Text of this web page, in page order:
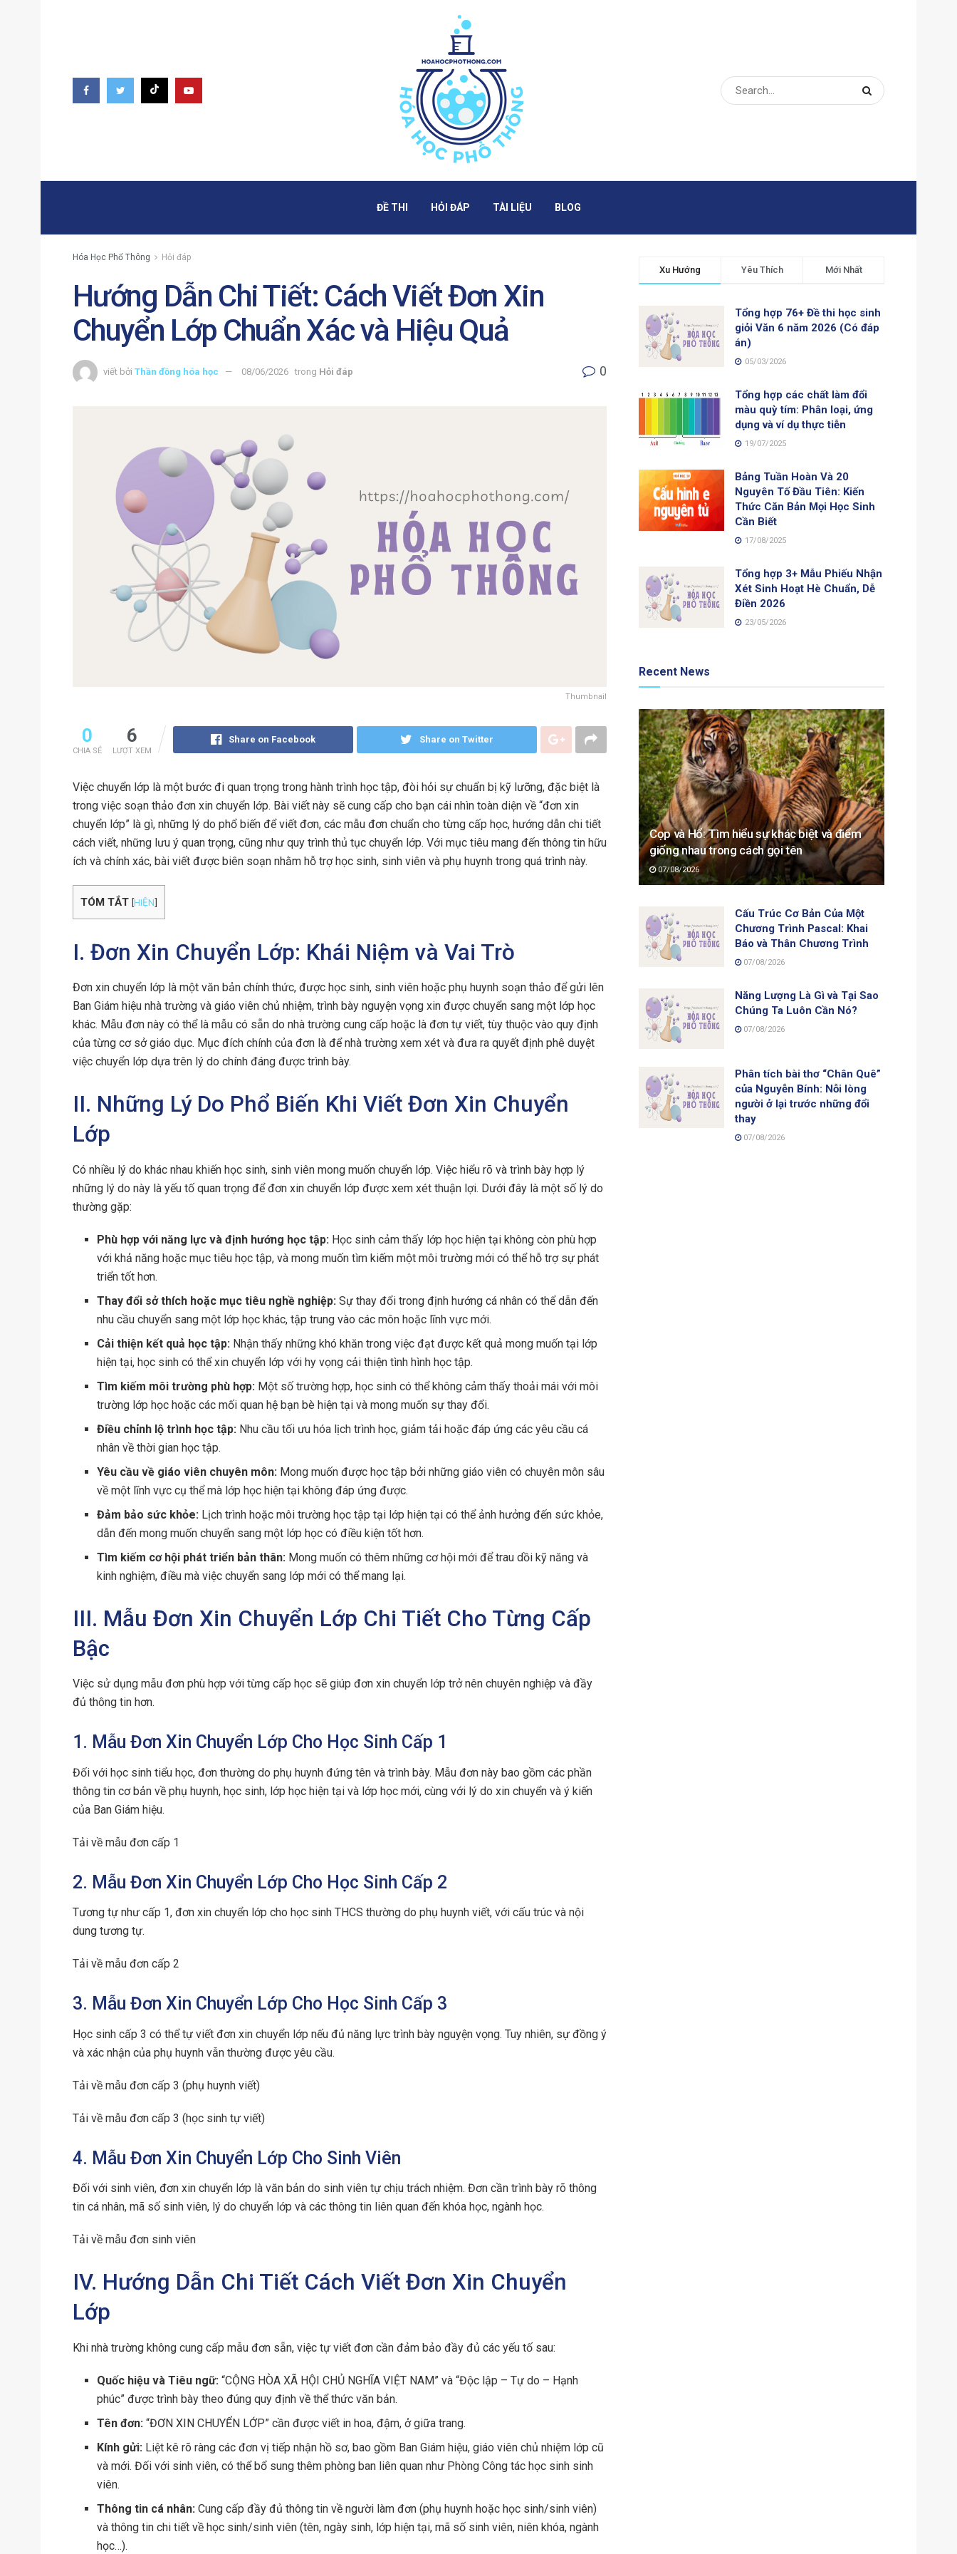
ĐỀ THI HỎI ĐÁP TÀI LIỆU BLOG
Hóa Học Phổ Thông Hỏi đáp
Hướng Dẫn Chi Tiết: Cách Viết Đơn Xin
Chuyển Lớp Chuẩn Xác và Hiệu Quả
viết bởi Thần đồng hóa học 08/06/2026 trong Hỏi đáp 0
Thumbnail
0
CHIA SẺ
6
LƯỢT XEM
Share on Facebook Share on Twitter
Việc chuyển lớp là một bước đi quan trọng trong hành trình học tập, đòi hỏi sự chuẩn bị kỹ lưỡng, đặc biệt là
trong việc soạn thảo đơn xin chuyển lớp. Bài viết này sẽ cung cấp cho bạn cái nhìn toàn diện về “đơn xin
chuyển lớp” là gì, những lý do phổ biến để viết đơn, các mẫu đơn chuẩn cho từng cấp học, hướng dẫn chi tiết
cách viết, những lưu ý quan trọng, cũng như quy trình thủ tục chuyển lớp. Với mục tiêu mang đến thông tin hữu
ích và chính xác, bài viết được biên soạn nhằm hỗ trợ học sinh, sinh viên và phụ huynh trong quá trình này.
TÓM TẮT [HIỆN]
I. Đơn Xin Chuyển Lớp: Khái Niệm và Vai Trò
Đơn xin chuyển lớp là một văn bản chính thức, được học sinh, sinh viên hoặc phụ huynh soạn thảo để gửi lên
Ban Giám hiệu nhà trường và giáo viên chủ nhiệm, trình bày nguyện vọng xin được chuyển sang một lớp học
khác. Mẫu đơn này có thể là mẫu có sẵn do nhà trường cung cấp hoặc là đơn tự viết, tùy thuộc vào quy định
của từng cơ sở giáo dục. Mục đích chính của đơn là để nhà trường xem xét và đưa ra quyết định phê duyệt
việc chuyển lớp dựa trên lý do chính đáng được trình bày.
II. Những Lý Do Phổ Biến Khi Viết Đơn Xin Chuyển
Lớp
Có nhiều lý do khác nhau khiến học sinh, sinh viên mong muốn chuyển lớp. Việc hiểu rõ và trình bày hợp lý
những lý do này là yếu tố quan trọng để đơn xin chuyển lớp được xem xét thuận lợi. Dưới đây là một số lý do
thường gặp:
Phù hợp với năng lực và định hướng học tập: Học sinh cảm thấy lớp học hiện tại không còn phù hợp
với khả năng hoặc mục tiêu học tập, và mong muốn tìm kiếm một môi trường mới có thể hỗ trợ sự phát
triển tốt hơn.
Thay đổi sở thích hoặc mục tiêu nghề nghiệp: Sự thay đổi trong định hướng cá nhân có thể dẫn đến
nhu cầu chuyển sang một lớp học khác, tập trung vào các môn hoặc lĩnh vực mới.
Cải thiện kết quả học tập: Nhận thấy những khó khăn trong việc đạt được kết quả mong muốn tại lớp
hiện tại, học sinh có thể xin chuyển lớp với hy vọng cải thiện tình hình học tập.
Tìm kiếm môi trường phù hợp: Một số trường hợp, học sinh có thể không cảm thấy thoải mái với môi
trường lớp học hoặc các mối quan hệ bạn bè hiện tại và mong muốn sự thay đổi.
Điều chỉnh lộ trình học tập: Nhu cầu tối ưu hóa lịch trình học, giảm tải hoặc đáp ứng các yêu cầu cá
nhân về thời gian học tập.
Yêu cầu về giáo viên chuyên môn: Mong muốn được học tập bởi những giáo viên có chuyên môn sâu
về một lĩnh vực cụ thể mà lớp học hiện tại không đáp ứng được.
Đảm bảo sức khỏe: Lịch trình hoặc môi trường học tập tại lớp hiện tại có thể ảnh hưởng đến sức khỏe,
dẫn đến mong muốn chuyển sang một lớp học có điều kiện tốt hơn.
Tìm kiếm cơ hội phát triển bản thân: Mong muốn có thêm những cơ hội mới để trau dồi kỹ năng và
kinh nghiệm, điều mà việc chuyển sang lớp mới có thể mang lại.
III. Mẫu Đơn Xin Chuyển Lớp Chi Tiết Cho Từng Cấp
Bậc
Việc sử dụng mẫu đơn phù hợp với từng cấp học sẽ giúp đơn xin chuyển lớp trở nên chuyên nghiệp và đầy
đủ thông tin hơn.
1. Mẫu Đơn Xin Chuyển Lớp Cho Học Sinh Cấp 1
Đối với học sinh tiểu học, đơn thường do phụ huynh đứng tên và trình bày. Mẫu đơn này bao gồm các phần
thông tin cơ bản về phụ huynh, học sinh, lớp học hiện tại và lớp học mới, cùng với lý do xin chuyển và ý kiến
của Ban Giám hiệu.
Tải về mẫu đơn cấp 1
2. Mẫu Đơn Xin Chuyển Lớp Cho Học Sinh Cấp 2
Tương tự như cấp 1, đơn xin chuyển lớp cho học sinh THCS thường do phụ huynh viết, với cấu trúc và nội
dung tương tự.
Tải về mẫu đơn cấp 2
3. Mẫu Đơn Xin Chuyển Lớp Cho Học Sinh Cấp 3
Học sinh cấp 3 có thể tự viết đơn xin chuyển lớp nếu đủ năng lực trình bày nguyện vọng. Tuy nhiên, sự đồng ý
và xác nhận của phụ huynh vẫn thường được yêu cầu.
Tải về mẫu đơn cấp 3 (phụ huynh viết)
Tải về mẫu đơn cấp 3 (học sinh tự viết)
4. Mẫu Đơn Xin Chuyển Lớp Cho Sinh Viên
Đối với sinh viên, đơn xin chuyển lớp là văn bản do sinh viên tự chịu trách nhiệm. Đơn cần trình bày rõ thông
tin cá nhân, mã số sinh viên, lý do chuyển lớp và các thông tin liên quan đến khóa học, ngành học.
Tải về mẫu đơn sinh viên
IV. Hướng Dẫn Chi Tiết Cách Viết Đơn Xin Chuyển
Lớp
Khi nhà trường không cung cấp mẫu đơn sẵn, việc tự viết đơn cần đảm bảo đầy đủ các yếu tố sau:
Quốc hiệu và Tiêu ngữ: “CỘNG HÒA XÃ HỘI CHỦ NGHĨA VIỆT NAM” và “Độc lập – Tự do – Hạnh
phúc” được trình bày theo đúng quy định về thể thức văn bản.
Tên đơn: “ĐƠN XIN CHUYỂN LỚP” cần được viết in hoa, đậm, ở giữa trang.
Kính gửi: Liệt kê rõ ràng các đơn vị tiếp nhận hồ sơ, bao gồm Ban Giám hiệu, giáo viên chủ nhiệm lớp cũ
và mới. Đối với sinh viên, có thể bổ sung thêm phòng ban liên quan như Phòng Công tác học sinh sinh
viên.
Thông tin cá nhân: Cung cấp đầy đủ thông tin về người làm đơn (phụ huynh hoặc học sinh/sinh viên)
và thông tin chi tiết về học sinh/sinh viên (tên, ngày sinh, lớp hiện tại, mã số sinh viên, niên khóa, ngành
học…).
Xu Hướng Yêu Thích Mới Nhất
Tổng hợp 76+ Đề thi học sinh
giỏi Văn 6 năm 2026 (Có đáp
án)
05/03/2026
Tổng hợp các chất làm đổi
màu quỳ tím: Phân loại, ứng
dụng và ví dụ thực tiễn
19/07/2025
Bảng Tuần Hoàn Và 20
Nguyên Tố Đầu Tiên: Kiến
Thức Căn Bản Mọi Học Sinh
Cần Biết
17/08/2025
Tổng hợp 3+ Mẫu Phiếu Nhận
Xét Sinh Hoạt Hè Chuẩn, Dễ
Điền 2026
23/05/2026
Recent News
Cọp và Hổ: Tìm hiểu sự khác biệt và điểm
giống nhau trong cách gọi tên
07/08/2026
Cấu Trúc Cơ Bản Của Một
Chương Trình Pascal: Khai
Báo và Thân Chương Trình
07/08/2026
Năng Lượng Là Gì và Tại Sao
Chúng Ta Luôn Cần Nó?
07/08/2026
Phân tích bài thơ “Chân Quê”
của Nguyễn Bính: Nỗi lòng
người ở lại trước những đổi
thay
07/08/2026